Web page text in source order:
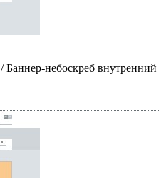
/ Баннер-небоскреб внутренний